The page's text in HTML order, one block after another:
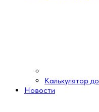
Калькулятор
Новости